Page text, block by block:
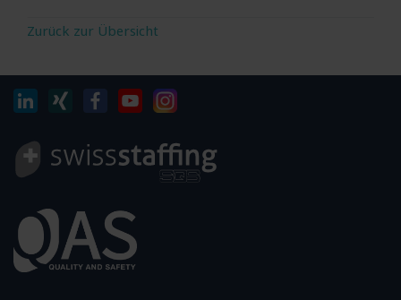
Zurück zur Übersicht